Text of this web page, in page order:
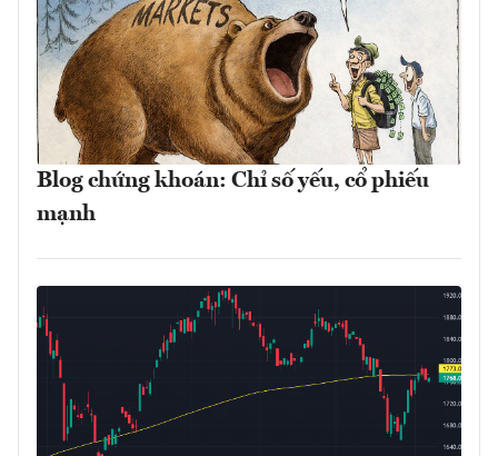
Blog chứng khoán: Chỉ số yếu, cổ phiếu
mạnh